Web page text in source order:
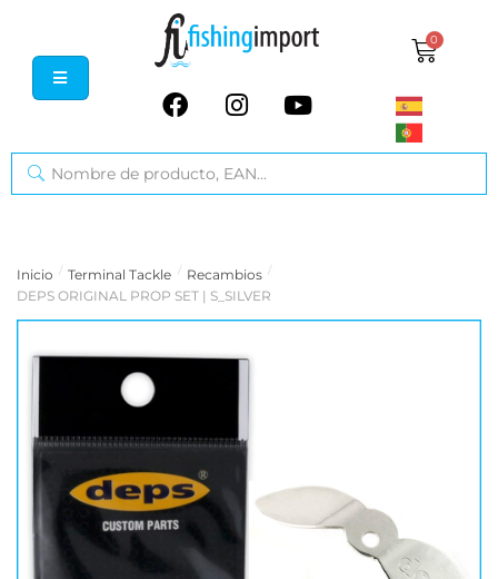
0
Inicio / Terminal Tackle / Recambios /
DEPS ORIGINAL PROP SET | S_SILVER